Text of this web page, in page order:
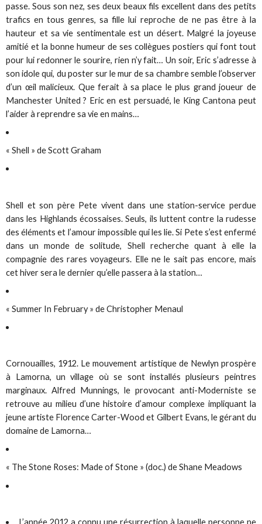
passe. Sous son nez, ses deux beaux fils excellent dans des petits
trafics en tous genres, sa fille lui reproche de ne pas être à la
hauteur et sa vie sentimentale est un désert. Malgré la joyeuse
amitié et la bonne humeur de ses collègues postiers qui font tout
pour lui redonner le sourire, rien n’y fait… Un soir, Eric s’adresse à
son idole qui, du poster sur le mur de sa chambre semble l’observer
d’un œil malicieux. Que ferait à sa place le plus grand joueur de
Manchester United ? Eric en est persuadé, le King Cantona peut
l’aider à reprendre sa vie en mains…
« Shell » de Scott Graham
Shell et son père Pete vivent dans une station-service perdue
dans les Highlands écossaises. Seuls, ils luttent contre la rudesse
des éléments et l’amour impossible qui les lie. Si Pete s’est enfermé
dans un monde de solitude, Shell recherche quant à elle la
compagnie des rares voyageurs. Elle ne le sait pas encore, mais
cet hiver sera le dernier qu’elle passera à la station…
« Summer In February » de Christopher Menaul
Cornouailles, 1912. Le mouvement artistique de Newlyn prospère
à Lamorna, un village où se sont installés plusieurs peintres
marginaux. Alfred Munnings, le provocant anti-Moderniste se
retrouve au milieu d’une histoire d’amour complexe impliquant la
jeune artiste Florence Carter-Wood et Gilbert Evans, le gérant du
domaine de Lamorna…
« The Stone Roses: Made of Stone » (doc.) de Shane Meadows
L’année 2012 a connu une résurrection à laquelle personne ne